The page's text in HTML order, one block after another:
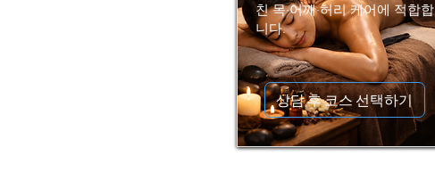
친 목·어깨·허리 케어에 적합합
니다.
상담 후 코스 선택하기